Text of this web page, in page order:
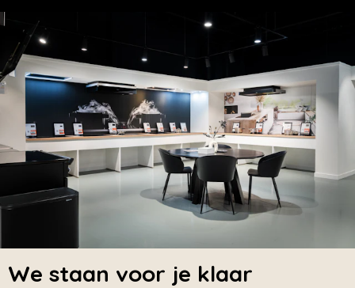
We staan voor je klaar